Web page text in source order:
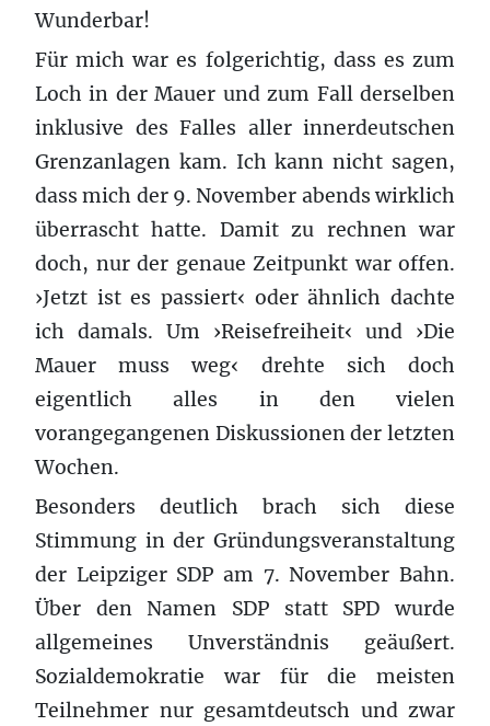
Wunderbar!
Für mich war es folgerichtig, dass es zum
Loch in der Mauer und zum Fall derselben
inklusive des Falles aller innerdeutschen
Grenzanlagen kam. Ich kann nicht sagen,
dass mich der 9. November abends wirklich
überrascht hatte. Damit zu rechnen war
doch, nur der genaue Zeitpunkt war offen.
›Jetzt ist es passiert‹ oder ähnlich dachte
ich damals. Um ›Reisefreiheit‹ und ›Die
Mauer muss weg‹ drehte sich doch
eigentlich alles in den vielen
vorangegangenen Diskussionen der letzten
Wochen.
Besonders deutlich brach sich diese
Stimmung in der Gründungsveranstaltung
der Leipziger SDP am 7. November Bahn.
Über den Namen SDP statt SPD wurde
allgemeines Unverständnis geäußert.
Sozialdemokratie war für die meisten
Teilnehmer nur gesamtdeutsch und zwar